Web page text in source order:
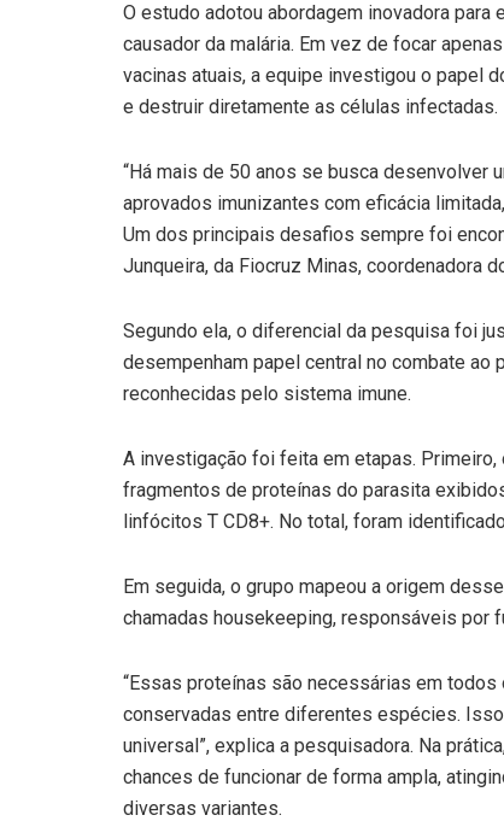
O estudo adotou abordagem inovadora
causador da malária. Em vez de focar
vacinas atuais, a equipe investigou o papel
e destruir diretamente as células infectadas.
“Há mais de 50 anos se busca desenvolver
aprovados imunizantes com eficácia
Um dos principais desafios sempre foi
Junqueira, da Fiocruz Minas, coordenadora
Segundo ela, o diferencial da pesquisa foi
desempenham papel central no combate
reconhecidas pelo sistema imune.
A investigação foi feita em etapas.
fragmentos de proteínas do parasita
linfócitos T CD8+. No total, foram
Em seguida, o grupo mapeou a origem
chamadas housekeeping, responsáveis por
“Essas proteínas são necessárias em
conservadas entre diferentes espécies.
universal”, explica a pesquisadora. Na
chances de funcionar de forma ampla,
diversas variantes.